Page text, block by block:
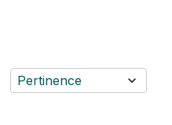
Pertinence